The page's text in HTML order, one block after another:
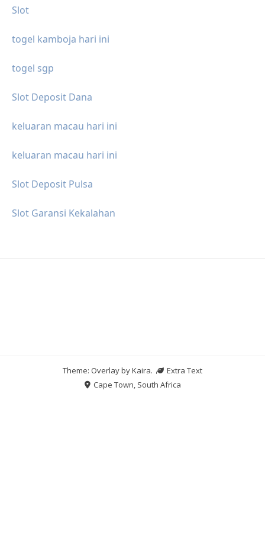
Slot
togel kamboja hari ini
togel sgp
Slot Deposit Dana
keluaran macau hari ini
keluaran macau hari ini
Slot Deposit Pulsa
Slot Garansi Kekalahan
Theme: Overlay byKaira.
Extra Text
Cape Town, South Africa